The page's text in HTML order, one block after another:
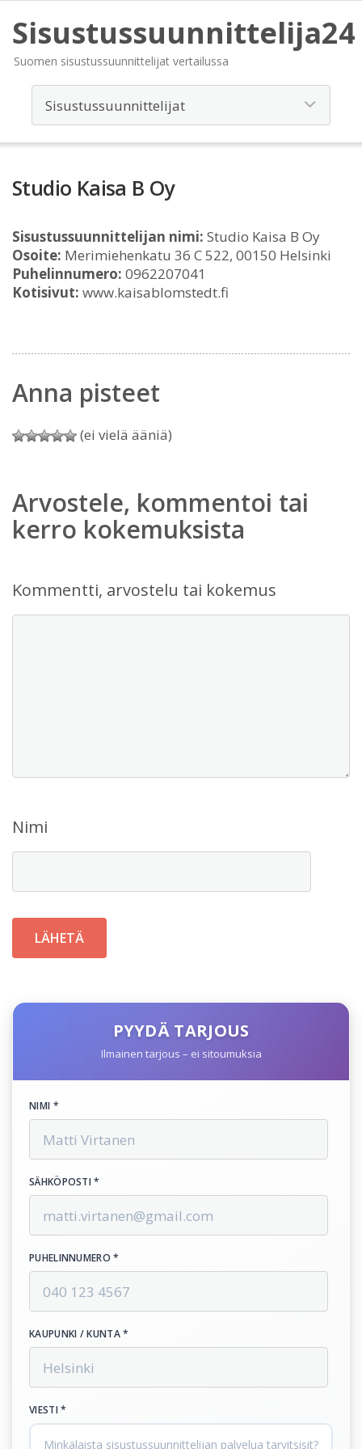
Sisustussuunnittelija24
Suomen sisustussuunnittelijat vertailussa
Studio Kaisa B Oy
Sisustussuunnittelijan nimi: Studio Kaisa B Oy
Osoite: Merimiehenkatu 36 C 522, 00150 Helsinki
Puhelinnumero: 0962207041
Kotisivut: www.kaisablomstedt.fi
Anna pisteet
(ei vielä ääniä)
Arvostele, kommentoi tai
kerro kokemuksista
Kommentti, arvostelu tai kokemus
Nimi
PYYDÄ TARJOUS
Ilmainen tarjous – ei sitoumuksia
NIMI *
SÄHKÖPOSTI *
PUHELINNUMERO *
KAUPUNKI / KUNTA *
VIESTI *